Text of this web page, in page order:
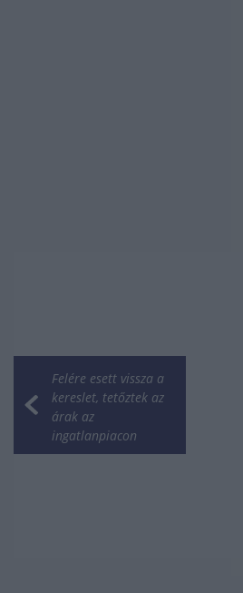
Felére esett vissza a
kereslet, tetőztek az
árak az
ingatlanpiacon